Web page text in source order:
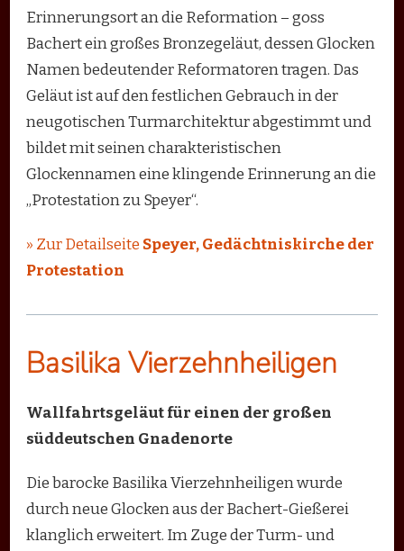
Erinnerungsort an die Reformation – goss
Bachert ein großes Bronzegeläut, dessen Glocken
Namen bedeutender Reformatoren tragen. Das
Geläut ist auf den festlichen Gebrauch in der
neugotischen Turmarchitektur abgestimmt und
bildet mit seinen charakteristischen
Glockennamen eine klingende Erinnerung an die
„Protestation zu Speyer“.
» Zur Detailseite Speyer, Gedächtniskirche der
Protestation
Basilika Vierzehnheiligen
Wallfahrtsgeläut für einen der großen
süddeutschen Gnadenorte
Die barocke Basilika Vierzehnheiligen wurde
durch neue Glocken aus der Bachert-Gießerei
klanglich erweitert. Im Zuge der Turm- und